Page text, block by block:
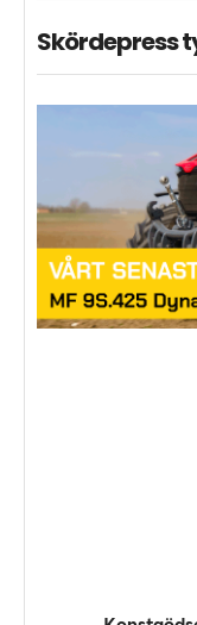
Skördepress